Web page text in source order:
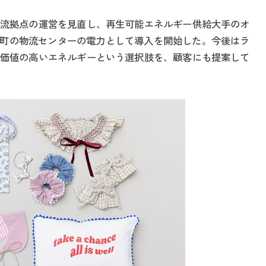
拠点の運営を見直し、再生可能エネルギー供給大手のオ
の物流センターの電力として導入を開始した。今後はラ
値の高いエネルギーという選択肢を、顧客にも提案して